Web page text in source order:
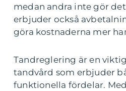
medan andra inte gör
erbjuder också
göra kostnaderna mer
Tandreglering är en
tandvård som erbjuder
funktionella fördelar.